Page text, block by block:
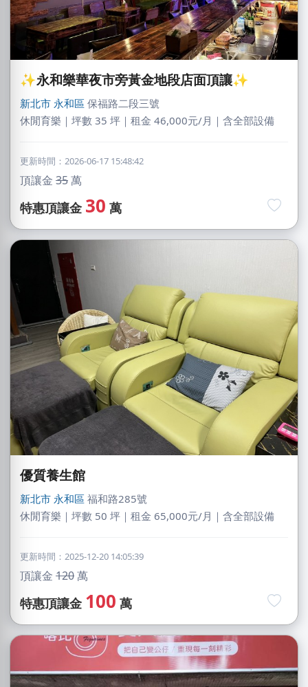
✨永和樂華夜市旁黃金地段店面頂讓✨
新北市 永和區 保福路二段三號
休閒育樂｜坪數 35 坪｜租金 46,000元/月｜含全部設備
更新時間：2026-06-17 15:48:42
頂讓金 35萬
特惠頂讓金 30 萬
優質養生館
新北市 永和區 福和路285號
休閒育樂｜坪數 50 坪｜租金 65,000元/月｜含全部設備
更新時間：2025-12-20 14:05:39
頂讓金 120萬
特惠頂讓金 100 萬